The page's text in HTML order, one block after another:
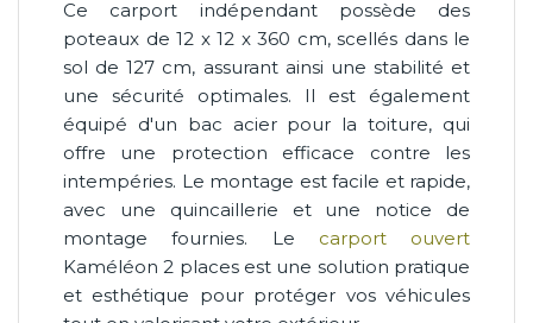
Ce carport indépendant possède des
poteaux de 12 x 12 x 360 cm, scellés dans le
sol de 127 cm, assurant ainsi une stabilité et
une sécurité optimales. Il est également
équipé d'un bac acier pour la toiture, qui
offre une protection efficace contre les
intempéries. Le montage est facile et rapide,
avec une quincaillerie et une notice de
montage fournies. Le carport ouvert
Kaméléon 2 places est une solution pratique
et esthétique pour protéger vos véhicules